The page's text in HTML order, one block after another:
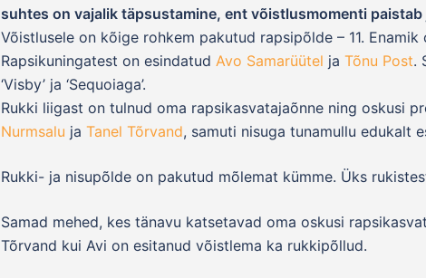
suhtes on vajalik täpsustamine, ent võistlusmomenti
Võistlusele on kõige rohkem pakutud rapsipõlde – 11.
Rapsikuningatest on esindatud Avo Samarüütel ja Tõnu Post.
‘Visby’ ja ‘Sequoiaga’.
Rukki liigast on tulnud oma rapsikasvatajaõnne ning oskusi
Nurmsalu ja Tanel Tõrvand, samuti nisuga tunamullu edukalt
Rukki- ja nisupõlde on pakutud mõlemat kümme. Üks
Samad mehed, kes tänavu katsetavad oma oskusi
Tõrvand kui Avi on esitanud võistlema ka rukkipõllud.